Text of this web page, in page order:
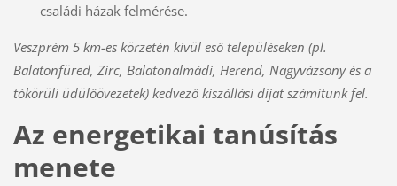
családi házak felmérése.
Veszprém 5 km-es körzetén kívül eső településeken (pl.
Balatonfüred, Zirc, Balatonalmádi, Herend, Nagyvázsony és a
tókörüli üdülőövezetek) kedvező kiszállási díjat számítunk fel.
Az energetikai tanúsítás
menete